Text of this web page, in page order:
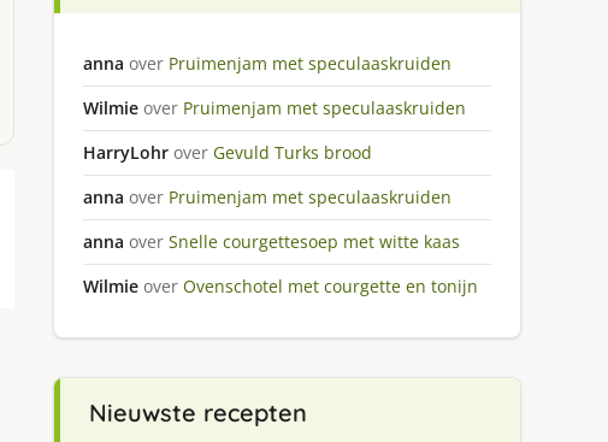
anna over Pruimenjam met speculaaskruiden
Wilmie over Pruimenjam met speculaaskruiden
HarryLohr over Gevuld Turks brood
anna over Pruimenjam met speculaaskruiden
anna over Snelle courgettesoep met witte kaas
Wilmie over Ovenschotel met courgette en tonijn
Nieuwste recepten